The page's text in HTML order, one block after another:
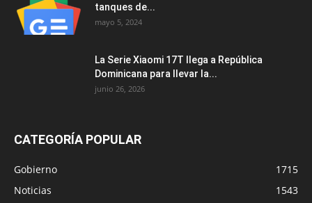
tanques de...
mayo 5, 2024
La Serie Xiaomi 17T llega a República
Dominicana para llevar la...
junio 26, 2026
CATEGORÍA POPULAR
Gobierno
1715
Noticias
1543